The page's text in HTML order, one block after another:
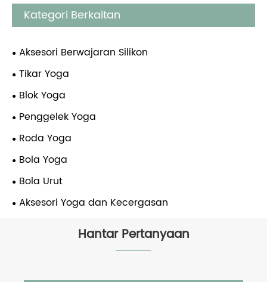
Kategori Berkaitan
Aksesori Berwajaran Silikon
Tikar Yoga
Blok Yoga
Penggelek Yoga
Roda Yoga
Bola Yoga
Bola Urut
Aksesori Yoga dan Kecergasan
Hantar Pertanyaan